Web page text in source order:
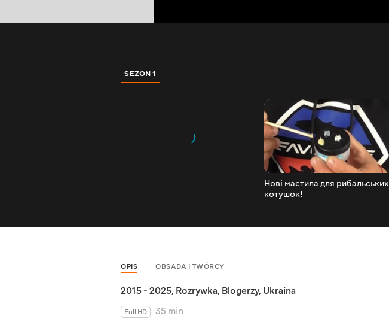
SEZON 1
Нові мастила для рибальських
котушок!
OPIS OBSADA I TWÓRCY
2015 - 2025, Rozrywka, Blogerzy, Ukraina
Full HD
35 min